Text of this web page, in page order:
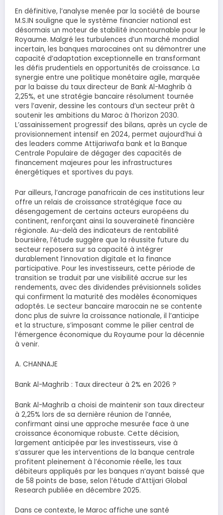
En définitive, l’analyse menée par la société de bourse
M.S.IN souligne que le système financier national est
désormais un moteur de stabilité incontournable pour le
Royaume. Malgré les turbulences d’un marché mondial
incertain, les banques marocaines ont su démontrer une
capacité d’adaptation exceptionnelle en transformant
les défis prudentiels en opportunités de croissance. La
synergie entre une politique monétaire agile, marquée
par la baisse du taux directeur de Bank Al-Maghrib à
2,25%, et une stratégie bancaire résolument tournée
vers l’avenir, dessine les contours d’un secteur prêt à
soutenir les ambitions du Maroc à l’horizon 2030.
L’assainissement progressif des bilans, après un cycle de
provisionnement intensif en 2024, permet aujourd’hui à
des leaders comme Attijariwafa bank et la Banque
Centrale Populaire de dégager des capacités de
financement majeures pour les infrastructures
énergétiques et sportives du pays.
Par ailleurs, l’ancrage panafricain de ces institutions leur
offre un relais de croissance stratégique face au
désengagement de certains acteurs européens du
continent, renforçant ainsi la souveraineté financière
régionale. Au-delà des indicateurs de rentabilité
boursière, l’étude suggère que la réussite future du
secteur reposera sur sa capacité à intégrer
durablement l’innovation digitale et la finance
participative. Pour les investisseurs, cette période de
transition se traduit par une visibilité accrue sur les
rendements, avec des dividendes prévisionnels solides
qui confirment la maturité des modèles économiques
adoptés. Le secteur bancaire marocain ne se contente
donc plus de suivre la croissance nationale, il l’anticipe
et la structure, s’imposant comme le pilier central de
l’émergence économique du Royaume pour la décennie
à venir.
A. CHANNAJE
Bank Al-Maghrib : Taux directeur à 2% en 2026 ?
Bank Al-Maghrib a choisi de maintenir son taux directeur
à 2,25% lors de sa dernière réunion de l’année,
confirmant ainsi une approche mesurée face à une
croissance économique robuste. Cette décision,
largement anticipée par les investisseurs, vise à
s’assurer que les interventions de la banque centrale
profitent pleinement à l’économie réelle, les taux
débiteurs appliqués par les banques n’ayant baissé que
de 58 points de base, selon l’étude d’Attijari Global
Research publiée en décembre 2025.
Dans ce contexte, le Maroc affiche une santé